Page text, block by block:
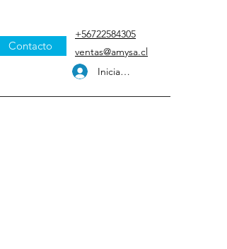
Contacto
Iniciar sesión
+56722584305
ventas@amysa.cl